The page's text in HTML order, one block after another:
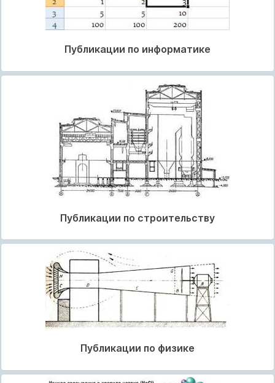
Публикации по информатике
Публикации по строительству
Публикации по физике